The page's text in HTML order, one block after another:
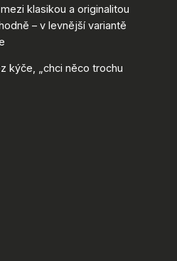
klasikou a originalitou
– v levnější variantě
kýče, „chci něco trochu